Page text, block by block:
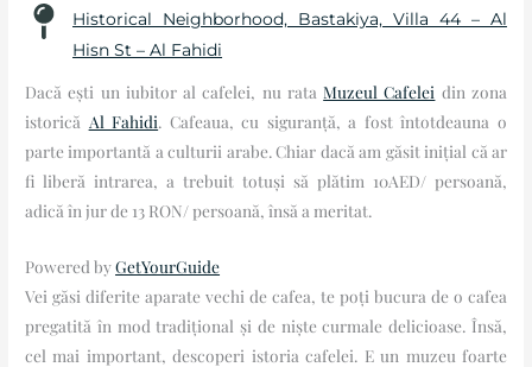
Historical Neighborhood, Bastakiya, Villa 44 – Al
Hisn St – Al Fahidi
Dacă ești un iubitor al cafelei, nu rataMuzeul Cafelei din zona
istorică Al Fahidi. Cafeaua, cu siguranță, a fost întotdeauna o
parte importantă a culturii arabe. Chiar dacă am găsit inițial că ar
fi liberă intrarea, a trebuit totuși să plătim 10AED/ persoană,
adică în jur de 13 RON/ persoană, însă a meritat.
Powered byGetYourGuide
Vei găsi diferite aparate vechi de cafea, te poți bucura de o cafea
pregatită în mod tradițional și de niște curmale delicioase. Însă,
cel mai important, descoperi istoria cafelei. E un muzeu foarte